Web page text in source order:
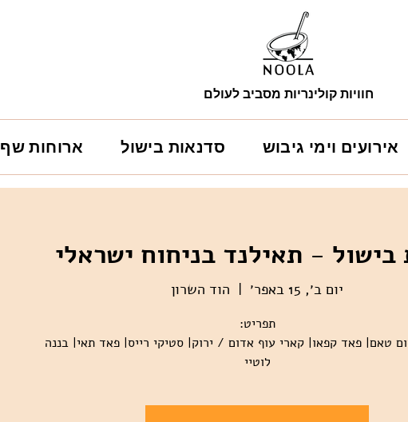
חוויות קולינריות מסביב לעולם
אירועים וימי גיבוש סדנאות בישול ארוחות שף
בישול - תאילנד בניחוח ישראלי
יום ב׳, 15 באפר׳ הוד השרון
טאם| פאד קפאו| קארי עוף אדום / ירוק| סטיקי רייס| פאד תאי| בננה
לוטיי